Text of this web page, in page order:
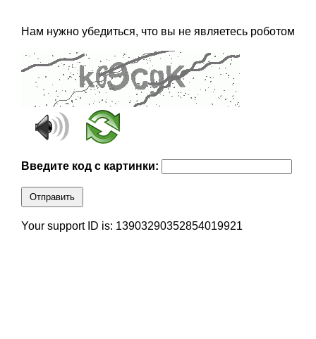
Нам нужно убедиться, что вы не являетесь роботом
Введите код с картинки:
Отправить
Your support ID is: 13903290352854019921